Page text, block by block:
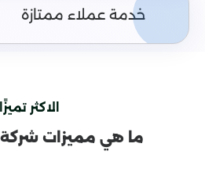
خدمة عملاء ممتازة
الاكثر تميزًا
ما هي مميزات شركة